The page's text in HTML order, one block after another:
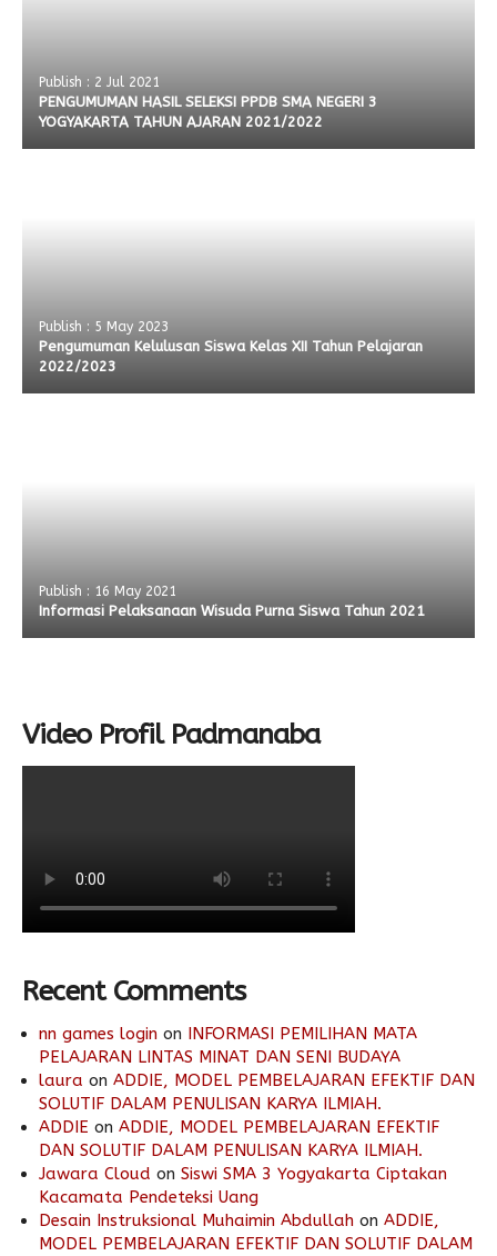
Publish : 2 Jul 2021
PENGUMUMAN HASIL SELEKSI PPDB SMA NEGERI 3
YOGYAKARTA TAHUN AJARAN 2021/2022
Publish : 5 May 2023
Pengumuman Kelulusan Siswa Kelas XII Tahun Pelajaran
2022/2023
Publish : 16 May 2021
Informasi Pelaksanaan Wisuda Purna Siswa Tahun 2021
Video Profil Padmanaba
Recent Comments
nn games login on INFORMASI PEMILIHAN MATA
PELAJARAN LINTAS MINAT DAN SENI BUDAYA
laura on ADDIE, MODEL PEMBELAJARAN EFEKTIF DAN
SOLUTIF DALAM PENULISAN KARYA ILMIAH.
ADDIE on ADDIE, MODEL PEMBELAJARAN EFEKTIF
DAN SOLUTIF DALAM PENULISAN KARYA ILMIAH.
Jawara Cloud on Siswi SMA 3 Yogyakarta Ciptakan
Kacamata Pendeteksi Uang
Desain Instruksional Muhaimin Abdullah on ADDIE,
MODEL PEMBELAJARAN EFEKTIF DAN SOLUTIF DALAM